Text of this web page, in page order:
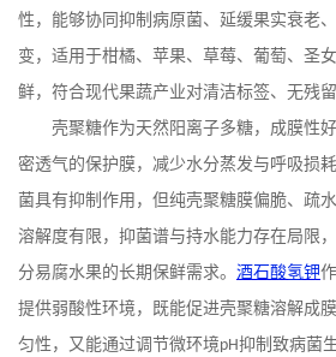
性，能够协同抑制病原菌、延缓果实衰老
变，适用于柑橘、苹果、草莓、葡萄、圣
鲜，符合现代果蔬产业对清洁标签、无残
壳聚糖作为天然阳离子多糖，成膜性
密透气的保护膜，减少水分蒸发与呼吸损
菌具有抑制作用，但纯壳聚糖膜偏脆、疏
溶解度有限，抑菌谱与持水能力存在局限
分易腐水果的长期保鲜需求。 酒石酸氢钾
提供弱酸性环境，既能促进壳聚糖溶解成
匀性，又能通过调节微环境pH抑制致病菌